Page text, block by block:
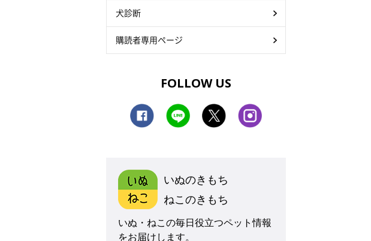
犬診断
購読者専用ページ
FOLLOW US
いぬのきもち
ねこのきもち
いぬ・ねこの毎日役立つペット情報
をお届けします。